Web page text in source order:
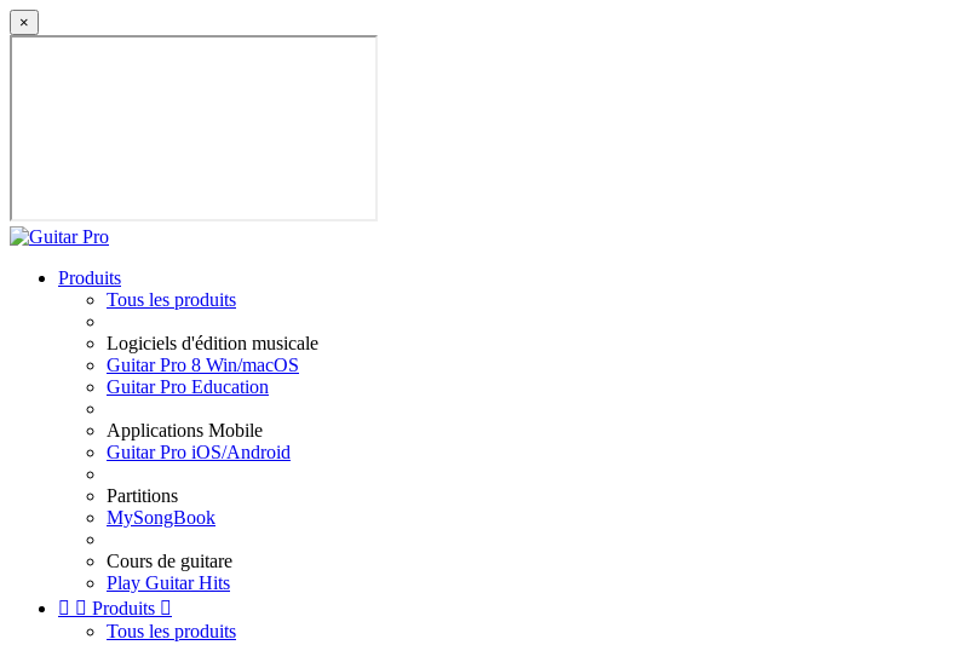
×
Produits
Tous les produits
Logiciels d'édition musicale
Guitar Pro 8 Win/macOS
Guitar Pro Education
Applications Mobile
Guitar Pro iOS/Android
Partitions
MySongBook
Cours de guitare
Play Guitar Hits
  Produits 
Tous les produits